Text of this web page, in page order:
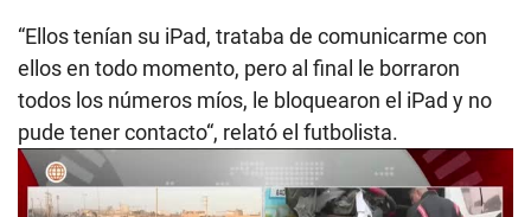
“Ellos tenían su iPad, trataba de comunicarme con
ellos en todo momento, pero al final le borraron
todos los números míos, le bloquearon el iPad y no
pude tener contacto“, relató el futbolista.